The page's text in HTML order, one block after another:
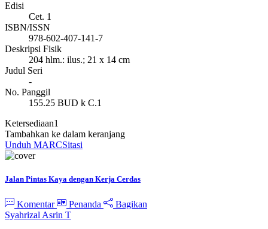
Edisi
Cet. 1
ISBN/ISSN
978-602-407-141-7
Deskripsi Fisik
204 hlm.: ilus.; 21 x 14 cm
Judul Seri
-
No. Panggil
155.25 BUD k C.1
Ketersediaan1
Tambahkan ke dalam keranjang
Unduh MARCSitasi
Jalan Pintas Kaya dengan Kerja Cerdas
Komentar Penanda
Bagikan
Syahrizal Asrin T